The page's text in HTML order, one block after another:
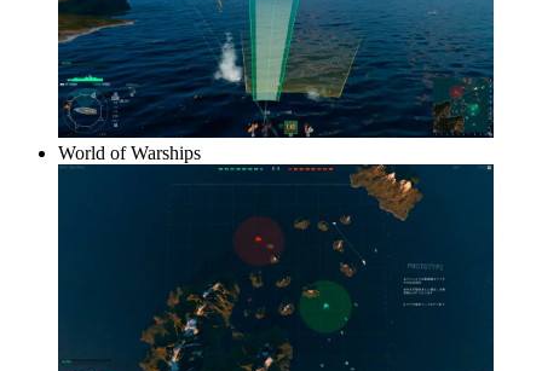
World of Warships